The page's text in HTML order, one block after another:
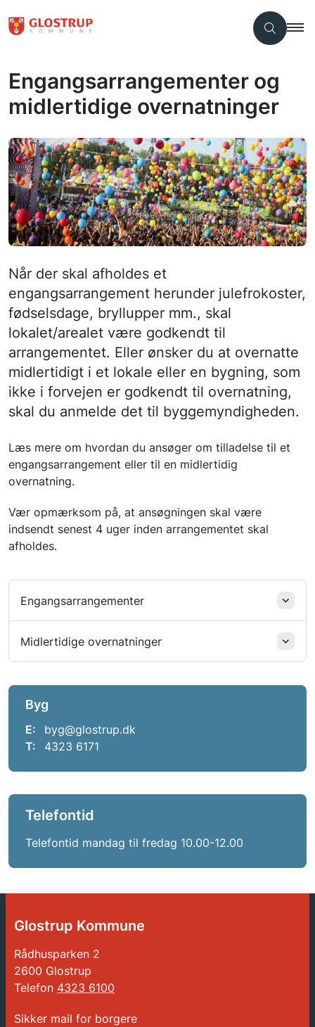
Engangsarrangementer og
midlertidige overnatninger
Når der skal afholdes et
engangsarrangement herunder julefrokoster,
fødselsdage, bryllupper mm., skal
lokalet/arealet være godkendt til
arrangementet. Eller ønsker du at overnatte
midlertidigt i et lokale eller en bygning, som
ikke i forvejen er godkendt til overnatning,
skal du anmelde det til byggemyndigheden.
Læs mere om hvordan du ansøger om tilladelse til et
engangsarrangement eller til en midlertidig
overnatning.
Vær opmærksom på, at ansøgningen skal være
indsendt senest 4 uger inden arrangementet skal
afholdes.
Engangsarrangementer
Midlertidige overnatninger
Byg
E:
byg@glostrup.dk
T:
4323 6171
Telefontid
Telefontid mandag til fredag 10.00-12.00
Glostrup Kommune
Rådhusparken 2
2600 Glostrup
Telefon 4323 6100
Sikker mail for borgere